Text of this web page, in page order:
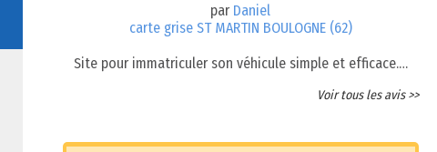
par Daniel
carte grise ST MARTIN BOULOGNE (62)
Site pour immatriculer son véhicule simple et efficace.…
Voir tous les avis >>